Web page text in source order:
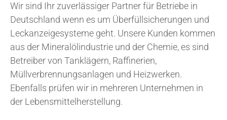
Wir sind Ihr zuverlässiger Partner für Betriebe in
Deutschland wenn es um Überfüllsicherungen und
Leckanzeigesysteme geht. Unsere Kunden kommen
aus der Mineralölindustrie und der Chemie, es sind
Betreiber von Tanklägern, Raffinerien,
Müllverbrennungsanlagen und Heizwerken.
Ebenfalls prüfen wir in mehreren Unternehmen in
der Lebensmittelherstellung.